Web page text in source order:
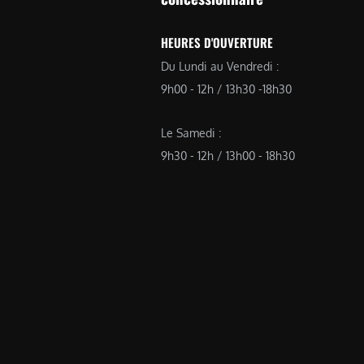
HEURES D'OUVERTURE
Du Lundi au Vendredi :
9h00 - 12h / 13h30 -18h30
Le Samedi :
9h30 - 12h / 13h00 - 18h30